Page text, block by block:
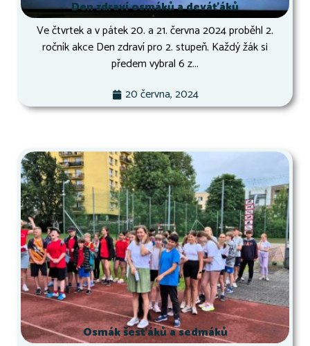
Den zdraví osmáků a deváťáků
Ve čtvrtek a v pátek 20. a 21. června 2024 proběhl 2.
ročník akce Den zdraví pro 2. stupeň. Každý žák si
předem vybral 6 z...
20 června, 2024
Osmák šesťáků a sedmáků